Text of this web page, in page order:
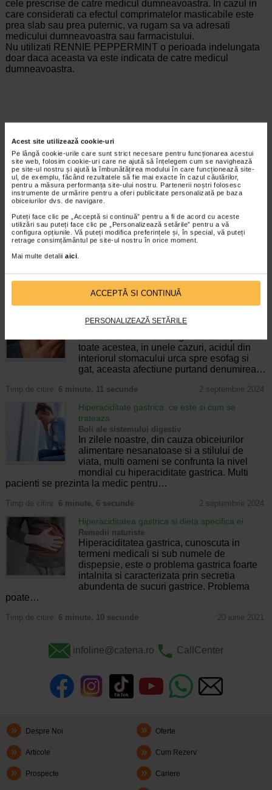
Acest site utilizează cookie-uri
Pe lângă cookie-urile care sunt strict necesare pentru funcționarea acestui
site web, folosim cookie-uri care ne ajută să înțelegem cum se navighează
pe site-ul nostru și ajută la îmbunătățirea modului în care funcționează site-
ul, de exemplu, făcând rezultatele să fie mai exacte în cazul căutărilor,
pentru a măsura performanța site-ului nostru. Partenerii noștri folosesc
instrumente de urmărire pentru a oferi publicitate personalizată pe baza
obiceiurilor dvs. de navigare.
Puteți face clic pe „Acceptă si continuă” pentru a fi de acord cu aceste
utilizări sau puteți face clic pe „Personalizează setările” pentru a vă
configura opțiunile. Vă puteți modifica preferințele și, în special, vă puteți
retrage consimțământul pe site-ul nostru în orice moment.
Mai multe detalii aici.
ACCEPTĂ SI CONTINUĂ
PERSONALIZEAZĂ SETĂRILE
cele prescrise de catre medicul dumneavoastra. In cazul in
care considerati ca efectul comprimatelor masticabile este
prea slab sau prea puternic, va rugam sa va adresati
medicului dumneavoastra sau farmacistului.
Nu utilizati RENNIE PEPPERMINT o perioada indelungata
doar daca aceasta va este indicata de catre medicul
dumneavoastra.
*Pentru pret te asteptam in cea mai apropiata farmacie Catena
ARTICOLE RECOMANDATE
Antiacidele: ce sunt si cand se administreaza
Articole
Medicamentele antiacide se folosesc
pentru a ameliora simptomele digestive,
cum ar fi arsurile gastrice, asociate cu
hiperaciditatea gastrica. Acestea sunt
disponibile pe scara larga, fara a fi
6 minute, 44 secunde
Reflux gastroesofagian: de la cauze la tratament
Boli ale sistemului digestiv
Continutul stomacului ar trebui sa
toate acestea, in unele cazuri, acidul din
interiorul stomacului urca spre esofag si
gat, aceasta afectiune purtand denumirea…
Timp de citire: 6 minute, 11 secunde 2 septembrie 2024
Hiperaciditate gastrica: ce este si cum se
trateaza
Boli ale sistemului digestiv
In zilele noastre, din cauza obiceiurilor
alimentare nesanatoase si a stilului de
viata, multi oameni se confrunta la nivel
mondial cu hiperaciditate gastrica. Multi
pacienti se prezinta la medic pentru…
Timp de citire: 6 minute, 6 secunde 2 septembrie 2024
Hiperaciditatea gastrica si dieta specifica ei
Remedii naturiste
Hiperaciditatea gastrica, cunoscuta in
termeni medicali si sub numele de
dispepsie, este o problema gastrica foarte
intalnita si caracterizata prin secretia
abundenta de sucuri gastrice. Problema
poate…
Timp de citire: 6 minute, 10 secunde 20 iunie 2021
infoline@catena.ro CallCenter
Despre Noi Oferte
Articole Cum Rezerv
Prospecte Cariere